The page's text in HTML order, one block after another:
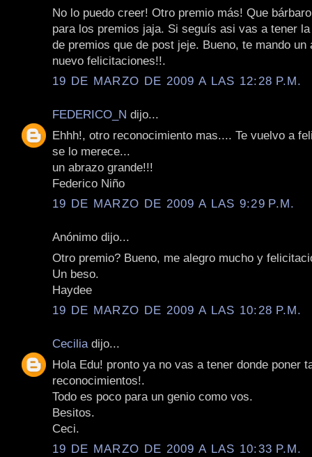
No lo puedo creer! Otro premio más! Que
para los premios jaja. Si seguís asi vas a tener
de premios que de post jeje. Bueno, te mando un
nuevo felicitaciones!!.
19 DE MARZO DE 2009 A LAS 12:28 P.M.
FEDERICO_N dijo...
Ehhh!, otro reconocimiento mas.... Te vuelvo a
se lo merece...
un abrazo grande!!!
Federico Niño
19 DE MARZO DE 2009 A LAS 9:29 P.M.
Anónimo dijo...
Otro premio? Bueno, me alegro mucho y
Un beso.
Haydee
19 DE MARZO DE 2009 A LAS 10:28 P.M.
Ceciliadijo...
Hola Edu! pronto ya no vas a tener donde poner
reconocimientos!.
Todo es poco para un genio como vos.
Besitos.
Ceci.
19 DE MARZO DE 2009 A LAS 10:33 P.M.